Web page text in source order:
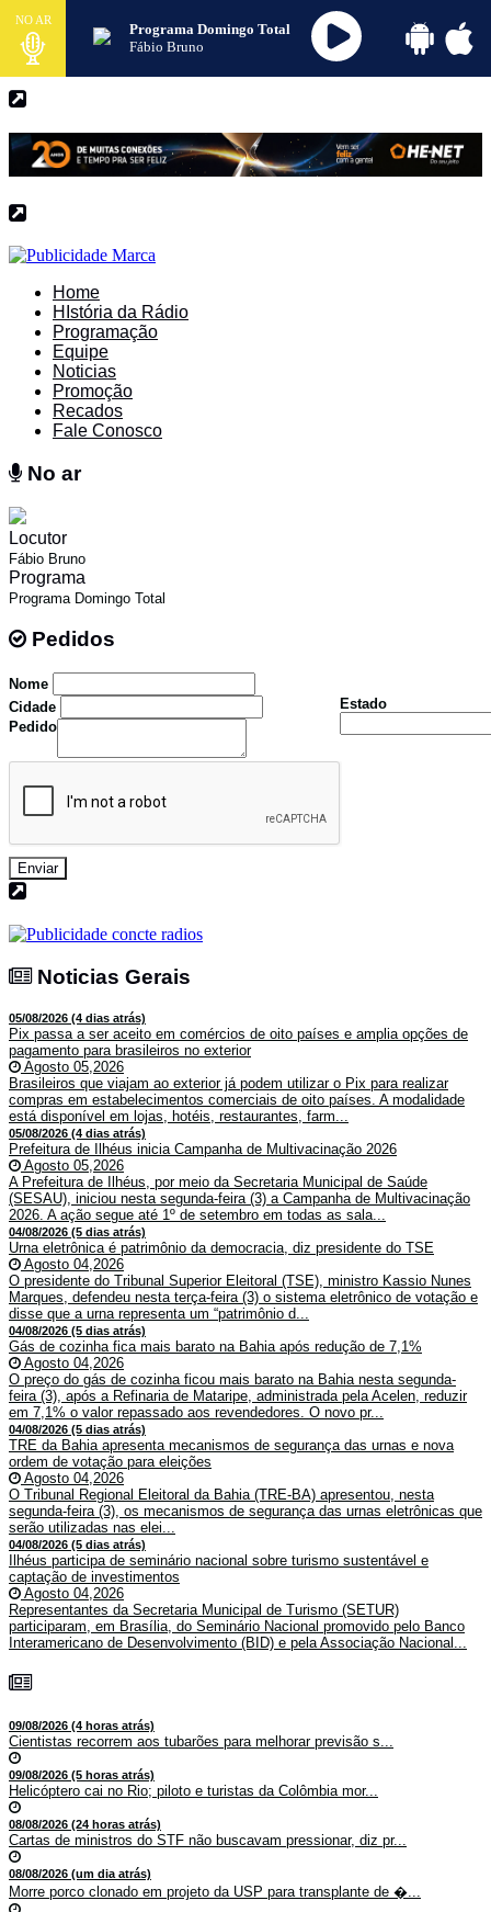
NO AR
Programa Domingo Total
Fábio Bruno
Home
HIstória da Rádio
Programação
Equipe
Noticias
Promoção
Recados
Fale Conosco
No ar
Locutor
Fábio Bruno
Programa
Programa Domingo Total
Pedidos
Nome
Cidade
Estado
Pedido
Enviar
Noticias Gerais
05/08/2026 (4 dias atrás)
Pix passa a ser aceito em comércios de oito países e amplia opções de
pagamento para brasileiros no exterior
Agosto 05,2026
Brasileiros que viajam ao exterior já podem utilizar o Pix para realizar
compras em estabelecimentos comerciais de oito países. A modalidade
está disponível em lojas, hotéis, restaurantes, farm...
05/08/2026 (4 dias atrás)
Prefeitura de Ilhéus inicia Campanha de Multivacinação 2026
Agosto 05,2026
A Prefeitura de Ilhéus, por meio da Secretaria Municipal de Saúde
(SESAU), iniciou nesta segunda-feira (3) a Campanha de Multivacinação
2026. A ação segue até 1º de setembro em todas as sala...
04/08/2026 (5 dias atrás)
Urna eletrônica é patrimônio da democracia, diz presidente do TSE
Agosto 04,2026
O presidente do Tribunal Superior Eleitoral (TSE), ministro Kassio Nunes
Marques, defendeu nesta terça-feira (3) o sistema eletrônico de votação e
disse que a urna representa um “patrimônio d...
04/08/2026 (5 dias atrás)
Gás de cozinha fica mais barato na Bahia após redução de 7,1%
Agosto 04,2026
O preço do gás de cozinha ficou mais barato na Bahia nesta segunda-
feira (3), após a Refinaria de Mataripe, administrada pela Acelen, reduzir
em 7,1% o valor repassado aos revendedores. O novo pr...
04/08/2026 (5 dias atrás)
TRE da Bahia apresenta mecanismos de segurança das urnas e nova
ordem de votação para eleições
Agosto 04,2026
O Tribunal Regional Eleitoral da Bahia (TRE-BA) apresentou, nesta
segunda-feira (3), os mecanismos de segurança das urnas eletrônicas que
serão utilizadas nas elei...
04/08/2026 (5 dias atrás)
Ilhéus participa de seminário nacional sobre turismo sustentável e
captação de investimentos
Agosto 04,2026
Representantes da Secretaria Municipal de Turismo (SETUR)
participaram, em Brasília, do Seminário Nacional promovido pelo Banco
Interamericano de Desenvolvimento (BID) e pela Associação Nacional...
09/08/2026 (4 horas atrás)
Cientistas recorrem aos tubarões para melhorar previsão s...
09/08/2026 (5 horas atrás)
Helicóptero cai no Rio; piloto e turistas da Colômbia mor...
08/08/2026 (24 horas atrás)
Cartas de ministros do STF não buscavam pressionar, diz pr...
08/08/2026 (um dia atrás)
Morre porco clonado em projeto da USP para transplante de �...